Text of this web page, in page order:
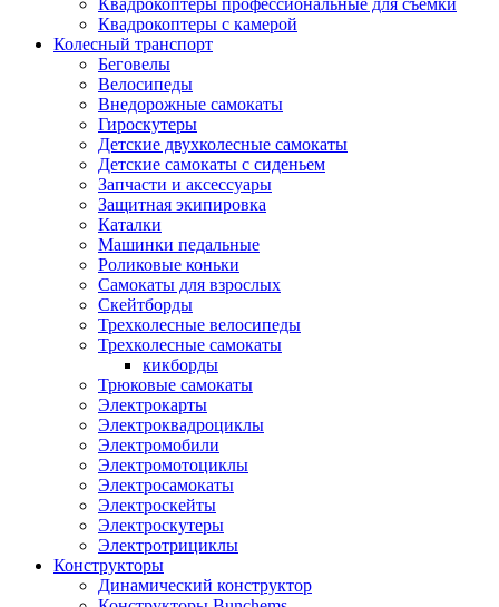
Квадрокоптеры профессиональные для съемки
Квадрокоптеры с камерой
Колесный транспорт
Беговелы
Велосипеды
Внедорожные самокаты
Гироскутеры
Детские двухколесные самокаты
Детские самокаты с сиденьем
Запчасти и аксессуары
Защитная экипировка
Каталки
Машинки педальные
Роликовые коньки
Самокаты для взрослых
Скейтборды
Трехколесные велосипеды
Трехколесные самокаты
кикборды
Трюковые самокаты
Электрокарты
Электроквадроциклы
Электромобили
Электромотоциклы
Электросамокаты
Электроскейты
Электроскутеры
Электротрициклы
Конструкторы
Динамический конструктор